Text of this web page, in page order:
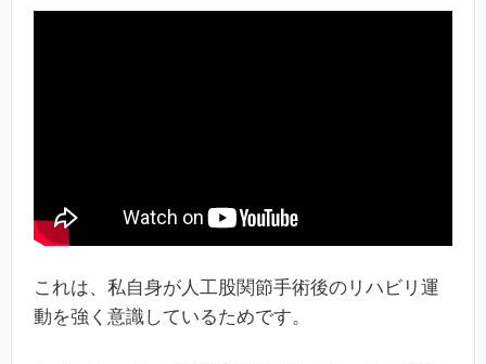
これは、私自身が人工股関節手術後のリハビリ運
動を強く意識しているためです。